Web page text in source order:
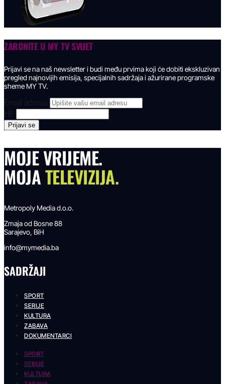
ZARONITE U MY TV SVIJET
Prijavi se na naš newsletter i budi među prvima koji će dobiti ekskluzivan
pregled najnovijih emisija, specijalnih sadržaja i ažurirane programske
sheme MY TV.
Email adresa
MOJE VRIJEME.
MOJATELEVIZIJA.
Metropoly Media d.o.o.
Zmaja od Bosne 88
Sarajevo, BiH
info@mymedia.ba
SADRŽAJI
SPORT
SERIJE
KULTURA
ZABAVA
DOKUMENTARCI
SPORT
SERIJE
KULTURA